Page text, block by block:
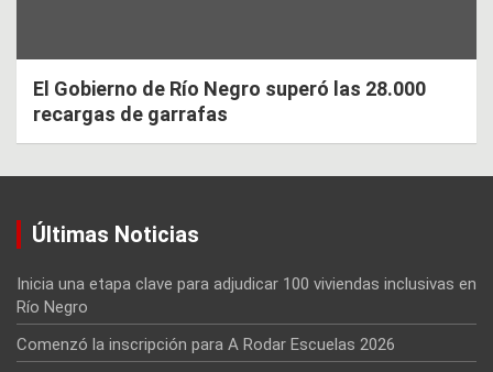
El Gobierno de Río Negro superó las 28.000
recargas de garrafas
Últimas Noticias
Inicia una etapa clave para adjudicar 100 viviendas inclusivas en
Río Negro
Comenzó la inscripción para A Rodar Escuelas 2026